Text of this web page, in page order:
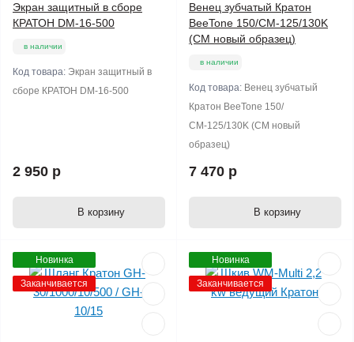
Экран защитный в сборе
КРАТОН DM-16-500
в наличии
Код товара: Экран защитный в
сборе КРАТОН DM-16-500
2 950 р
В корзину
Венец зубчатый Кратон
BeeTone 150/СМ-125/130K
(СМ новый образец)
в наличии
Код товара: Венец зубчатый
Кратон BeeTone 150/
СМ-125/130K (СМ новый
образец)
7 470 р
В корзину
Новинка
Заканчивается
Новинка
Заканчивается